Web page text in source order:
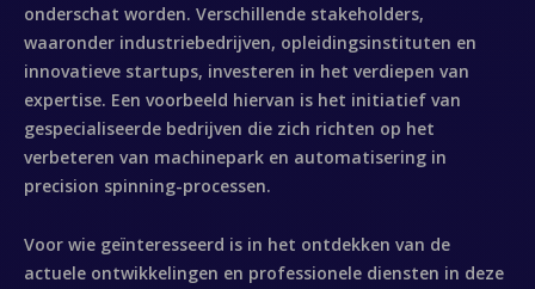
onderschat worden. Verschillende stakeholders,
waaronder industriebedrijven, opleidingsinstituten en
innovatieve startups, investeren in het verdiepen van
expertise. Een voorbeeld hiervan is het initiatief van
gespecialiseerde bedrijven die zich richten op het
verbeteren van machinepark en automatisering in
precision spinning-processen.
Voor wie geïnteresseerd is in het ontdekken van de
actuele ontwikkelingen en professionele diensten in deze